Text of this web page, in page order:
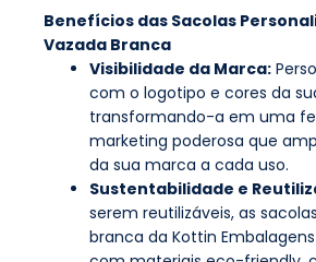
Benefícios das Sacolas
Vazada Branca
Visibilidade da Marca:
com o logotipo e cores da
transformando-a em uma
marketing poderosa que
da sua marca a cada uso.
Sustentabilidade e
serem reutilizáveis, as
branca da Kottin